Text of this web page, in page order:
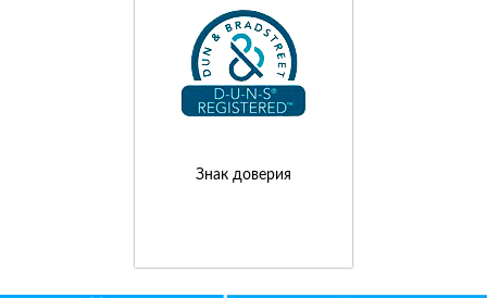
Знак доверия